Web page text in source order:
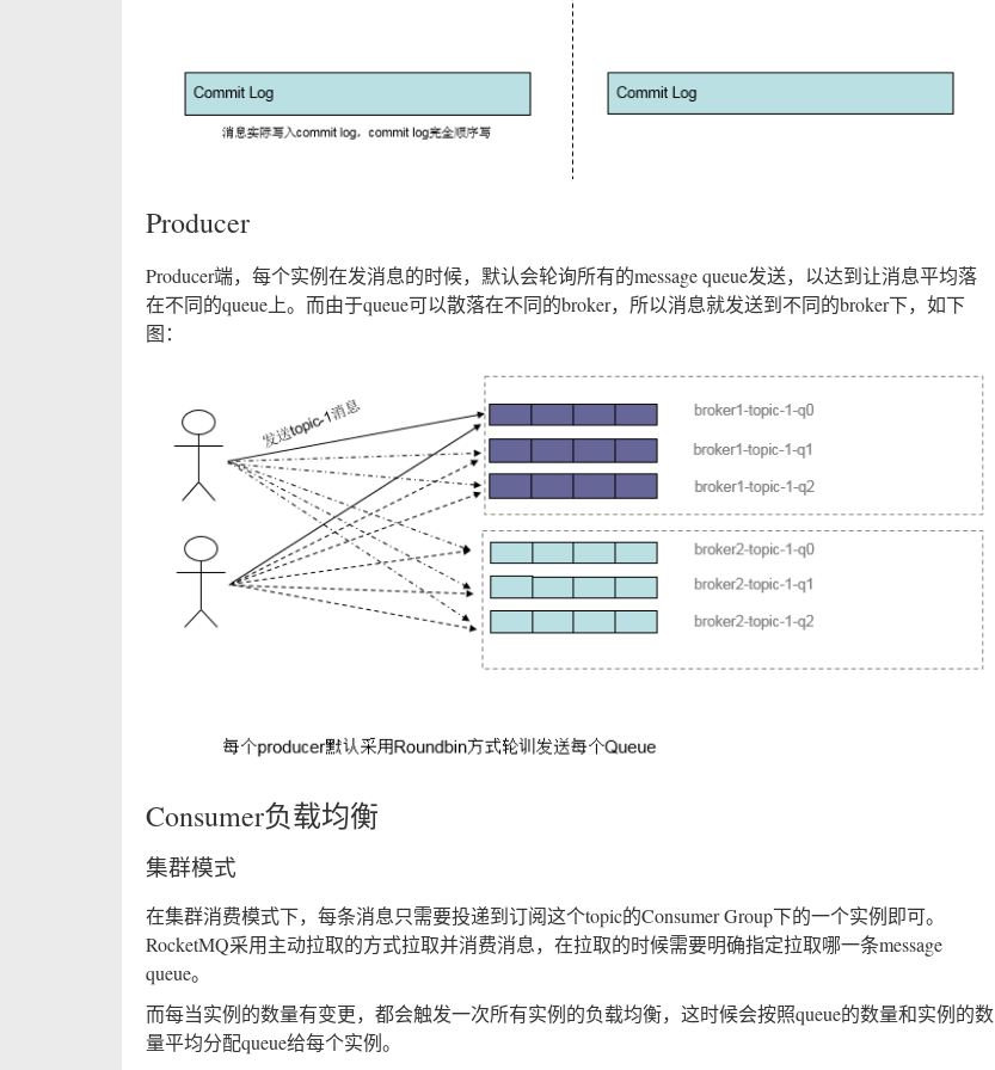
Producer
Producer端，每个实例在发消息的时候，默认会轮询所有的message queue发送，以达到让消息平均落
在不同的queue上。而由于queue可以散落在不同的broker，所以消息就发送到不同的broker下，如下
图：
Consumer负载均衡
集群模式
在集群消费模式下，每条消息只需要投递到订阅这个topic的Consumer Group下的一个实例即可。
RocketMQ采用主动拉取的方式拉取并消费消息，在拉取的时候需要明确指定拉取哪一条message
queue。
而每当实例的数量有变更，都会触发一次所有实例的负载均衡，这时候会按照queue的数量和实例的数
量平均分配queue给每个实例。